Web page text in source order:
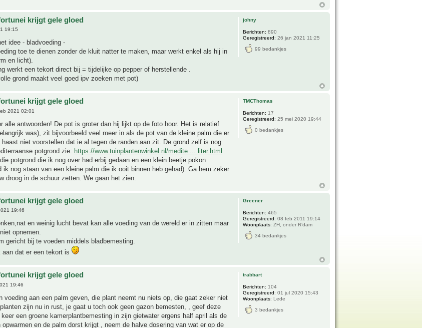
krijgt gele gloed
19:15
idee - bladvoeding -
toe te dienen zonder de kluit natter te maken, maar werkt enkel als hij in
en licht).
werkt een tekort direct bij = tijdelijke op pepper of herstellende .
grond maakt veel goed ipv zoeken met pot)
johny
Berichten: 890
Geregistreerd: 26 jan 2021 11:25
99 bedankjes
krijgt gele gloed
2021 02:01
alle antwoorden! De pot is groter dan hij lijkt op de foto hoor. Het is relatief
was), zit bijvoorbeeld veel meer in als de pot van de kleine palm die er
niet voorstellen dat ie al tegen de randen aan zit. De grond zelf is nog
potgrond zie: https://www.tuinplantenwinkel.nl/medite ... liter.html
potgrond die ik nog over had erbij gedaan en een klein beetje pokon
ik nog staan van een kleine palm die ik ooit binnen heb gehad). Ga hem zeker
droog in de schuur zetten. We gaan het zien.
TMCThomas
Berichten: 17
Geregistreerd: 25 mei 2020 19:44
0 bedankjes
krijgt gele gloed
19:46
en weinig lucht bevat kan alle voeding van de wereld er in zitten maar
opnemen.
gericht bij te voeden middels bladbemesting.
aan dat er een tekort is
Greener
Berichten: 465
Geregistreerd: 08 feb 2011 19:14
Woonplaats: ZH, onder R’dam
34 bedankjes
krijgt gele gloed
19:46
voeding aan een palm geven, die plant neemt nu niets op, die gaat zeker niet
zijn nu in rust, je gaat u toch ook geen gazon bemesten, , geef deze
een groene kamerplantbemesting in zijn gietwater ergens half april als de
en de palm dorst krijgt , neem de halve dosering van wat er op de
trabbart
Berichten: 104
Geregistreerd: 01 jul 2020 15:43
Woonplaats: Lede
3 bedankjes